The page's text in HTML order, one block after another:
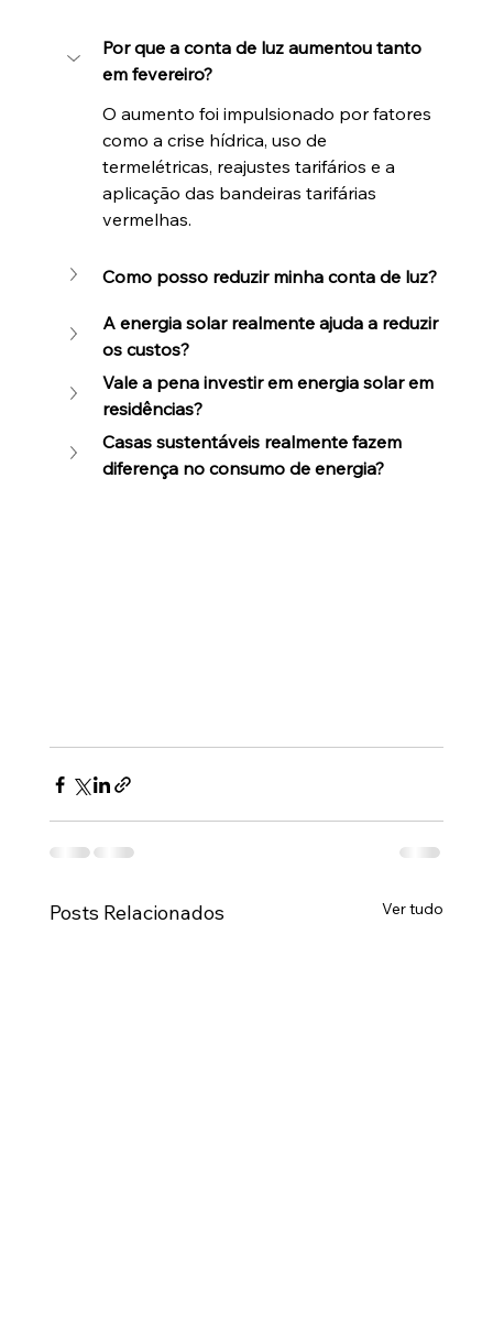
Por que a conta de luz aumentou tanto
em fevereiro?
O aumento foi impulsionado por fatores
como a crise hídrica, uso de
termelétricas, reajustes tarifários e a
aplicação das bandeiras tarifárias
vermelhas.
Como posso reduzir minha conta de luz?
A energia solar realmente ajuda a reduzir
os custos?
Vale a pena investir em energia solar em
residências?
Casas sustentáveis realmente fazem
diferença no consumo de energia?
Posts Relacionados Ver tudo